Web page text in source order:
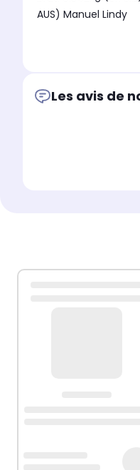
AUS) Manuel Lindy
Les avis de